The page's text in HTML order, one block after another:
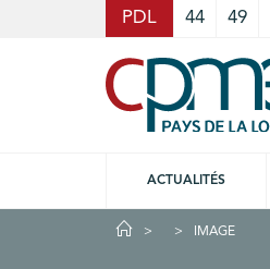
PDL 44 49
ACTUALITÉS
IMAGE
Cookies management panel